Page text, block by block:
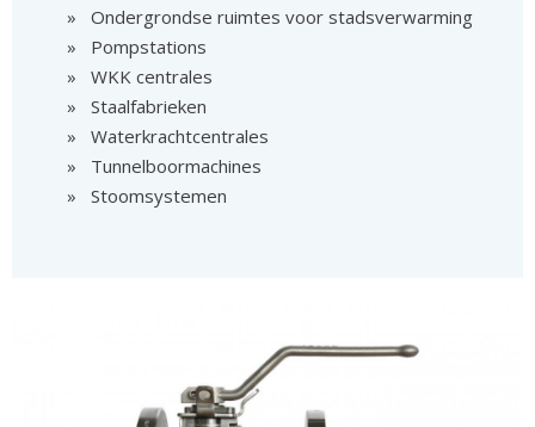
Ondergrondse ruimtes voor stadsverwarming
Pompstations
WKK centrales
Staalfabrieken
Waterkrachtcentrales
Tunnelboormachines
Stoomsystemen